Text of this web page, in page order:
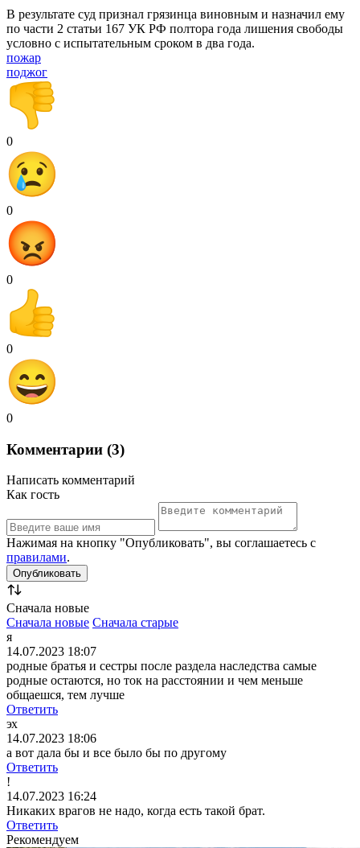
В результате суд признал грязинца виновным и назначил ему
по части 2 статьи 167 УК РФ полтора года лишения свободы
условно с испытательным сроком в два года.
пожар
поджог
0
0
0
0
0
Комментарии (3)
Написать комментарий
Как гость
Нажимая на кнопку "Опубликовать", вы соглашаетесь с
правилами.
Сначала новые
Сначала новые Сначала старые
я
14.07.2023 18:07
родные братья и сестры после раздела наследства самые
родные остаются, но ток на расстоянии и чем меньше
общаешся, тем лучше
Ответить
эх
14.07.2023 18:06
а вот дала бы и все было бы по другому
Ответить
!
14.07.2023 16:24
Никаких врагов не надо, когда есть такой брат.
Ответить
Рекомендуем